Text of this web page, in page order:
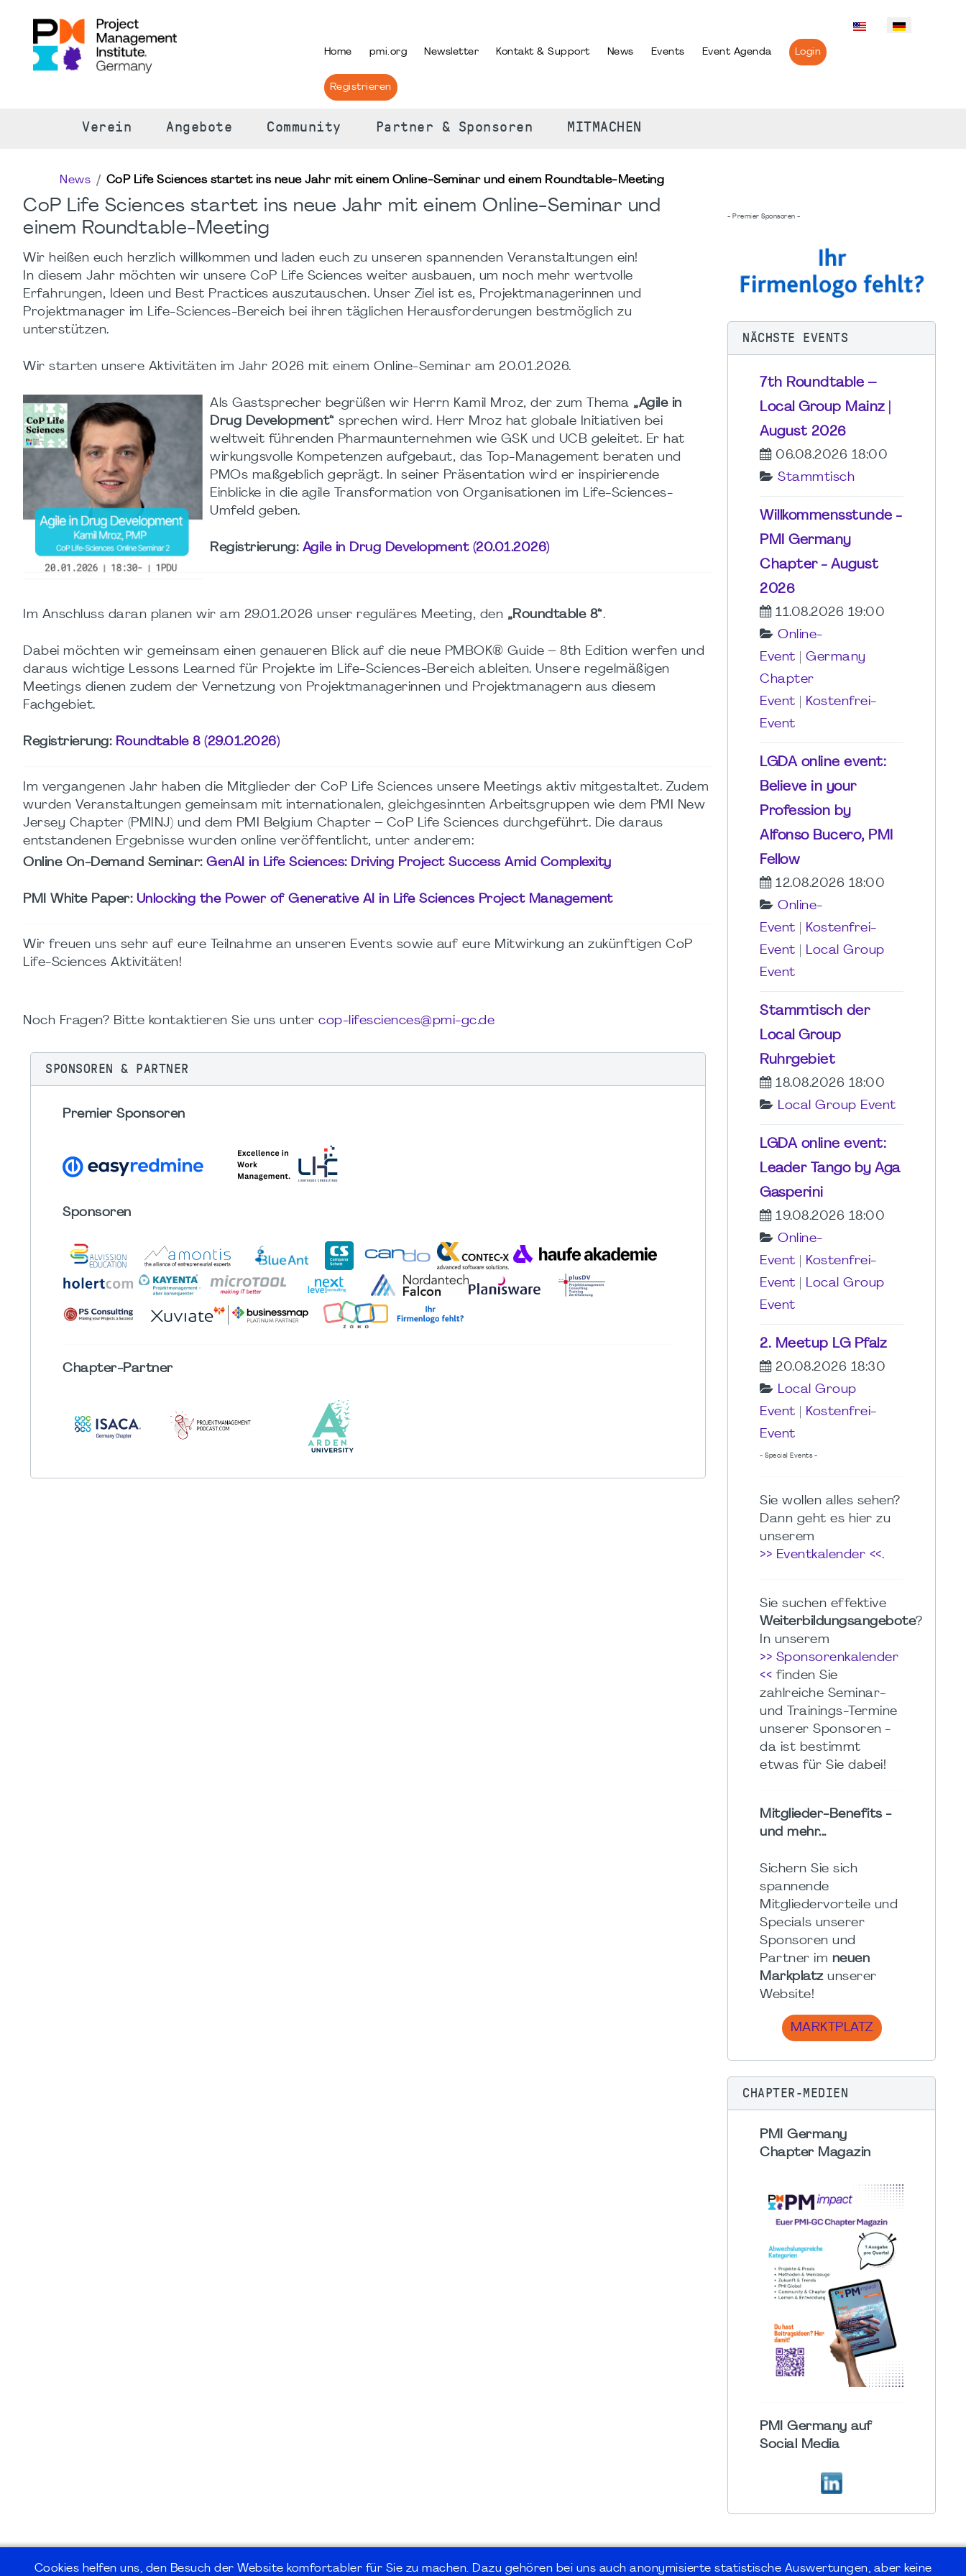
Home pmi.org Newsletter Kontakt & Support News Events Event Agenda Login
Registrieren
Verein Angebote Community Partner & Sponsoren MITMACHEN
News CoP Life Sciences startet ins neue Jahr mit einem Online-Seminar und einem Roundtable-Meeting
CoP Life Sciences startet ins neue Jahr mit einem Online-Seminar und
einem Roundtable-Meeting
Wir heißen euch herzlich willkommen und laden euch zu unseren spannenden Veranstaltungen ein!
In diesem Jahr möchten wir unsere CoP Life Sciences weiter ausbauen, um noch mehr wertvolle
Erfahrungen, Ideen und Best Practices auszutauschen. Unser Ziel ist es, Projektmanagerinnen und
Projektmanager im Life-Sciences-Bereich bei ihren täglichen Herausforderungen bestmöglich zu
unterstützen.
Wir starten unsere Aktivitäten im Jahr 2026 mit einem Online-Seminar am 20.01.2026.
Als Gastsprecher begrüßen wir Herrn Kamil Mroz, der zum Thema „Agile in
Drug Development“ sprechen wird. Herr Mroz hat globale Initiativen bei
weltweit führenden Pharmaunternehmen wie GSK und UCB geleitet. Er hat
wirkungsvolle Kompetenzen aufgebaut, das Top-Management beraten und
PMOs maßgeblich geprägt. In seiner Präsentation wird er inspirierende
Einblicke in die agile Transformation von Organisationen im Life-Sciences-
Umfeld geben.
Registrierung: Agile in Drug Development (20.01.2026)
Im Anschluss daran planen wir am 29.01.2026 unser reguläres Meeting, den „Roundtable 8“.
Dabei möchten wir gemeinsam einen genaueren Blick auf die neue PMBOK® Guide – 8th Edition werfen und
daraus wichtige Lessons Learned für Projekte im Life-Sciences-Bereich ableiten. Unsere regelmäßigen
Meetings dienen zudem der Vernetzung von Projektmanagerinnen und Projektmanagern aus diesem
Fachgebiet.
Registrierung: Roundtable 8 (29.01.2026)
Im vergangenen Jahr haben die Mitglieder der CoP Life Sciences unsere Meetings aktiv mitgestaltet. Zudem
wurden Veranstaltungen gemeinsam mit internationalen, gleichgesinnten Arbeitsgruppen wie dem PMI New
Jersey Chapter (PMINJ) und dem PMI Belgium Chapter – CoP Life Sciences durchgeführt. Die daraus
entstandenen Ergebnisse wurden online veröffentlicht, unter anderem:
Online On-Demand Seminar: GenAI in Life Sciences: Driving Project Success Amid Complexity
PMI White Paper: Unlocking the Power of Generative AI in Life Sciences Project Management
Wir freuen uns sehr auf eure Teilnahme an unseren Events sowie auf eure Mitwirkung an zukünftigen CoP
Life-Sciences Aktivitäten!
Noch Fragen? Bitte kontaktieren Sie uns unter cop-lifesciences@pmi-gc.de
SPONSOREN & PARTNER
Premier Sponsoren
Sponsoren
Chapter-Partner
- Premier Sponsoren -
NÄCHSTE EVENTS
7th Roundtable –
Local Group Mainz |
August 2026
06.08.2026 18:00
Stammtisch
Willkommensstunde -
PMI Germany
Chapter - August
2026
11.08.2026 19:00
Online-
Event
Germany
Chapter
Event
Kostenfrei-
Event
LGDA online event:
Believe in your
Profession by
Alfonso Bucero, PMI
Fellow
12.08.2026 18:00
Online-
Event
Kostenfrei-
Event
Local Group
Event
Stammtisch der
Local Group
Ruhrgebiet
18.08.2026 18:00
Local Group Event
LGDA online event:
Leader Tango by Aga
Gasperini
19.08.2026 18:00
Online-
Event
Kostenfrei-
Event
Local Group
Event
2. Meetup LG Pfalz
20.08.2026 18:30
Local Group
Event
Kostenfrei-
Event
- Special Events -
Sie wollen alles sehen?
Dann geht es hier zu
unserem
>> Eventkalender <<.
Sie suchen effektive
Weiterbildungsangebote?
In unserem
>> Sponsorenkalender
<< finden Sie
zahlreiche Seminar-
und Trainings-Termine
unserer Sponsoren -
da ist bestimmt
etwas für Sie dabei!
Mitglieder-Benefits -
und mehr...
Sichern Sie sich
spannende
Mitgliedervorteile und
Specials unserer
Sponsoren und
Partner im neuen
Markplatzunserer
Website!
MARKTPLATZ
CHAPTER-MEDIEN
PMI Germany
Chapter Magazin
PMI Germany auf
Social Media
Cookies helfen uns, den Besuch der Website komfortabler für Sie zu machen. Dazu gehören bei uns auch anonymisierte statistische Auswertungen, aber keine